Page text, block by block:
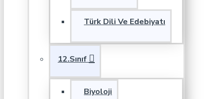
Türk Dili Ve Edebiyatı
12.Sınıf
Biyoloji